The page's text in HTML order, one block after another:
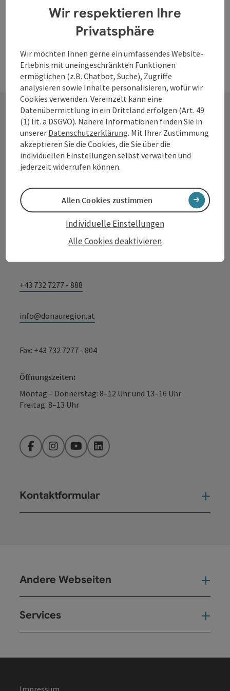
Kontakt
Tourismusverband Donauregion
Oberösterreich
WGD Donau Oberösterreich Tourismus
Lindengasse 9
+43 732 7277 - 888
info@donauregion.at
Fax: +43 732 7277 - 804
Öffnungszeiten:
Montag – Donnerstag: 8–12 Uhr und 13–16 Uhr
Freitag: 8–13 Uhr
FacebookInstagramYouTubeLinkedIn
Kontaktformular
Andere Webseiten
Services
Impressum
Wir respektieren Ihre
Privatsphäre
Wir möchten Ihnen gerne ein umfassendes Website-
Erlebnis mit uneingeschränkten Funktionen
ermöglichen (z.B. Chatbot, Suche), Zugriffe
analysieren sowie Inhalte personalisieren, wofür wir
Cookies verwenden. Vereinzelt kann eine
Datenübermittlung in ein Drittland erfolgen (Art. 49
(1) lit. a DSGVO). Nähere Informationen finden Sie in
unserer Datenschutzerklärung. Mit Ihrer Zustimmung
akzeptieren Sie die Cookies, die Sie über die
individuellen Einstellungen selbst verwalten und
jederzeit widerrufen können.
Alle Cookies deaktivieren
Individuelle Einstellungen
Allen Cookies zustimmen